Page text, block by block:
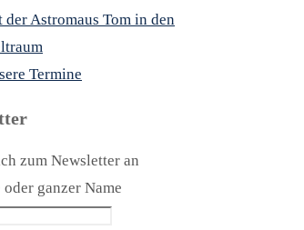
der Astromaus Tom in den
Termine
zum Newsletter an
oder ganzer Name